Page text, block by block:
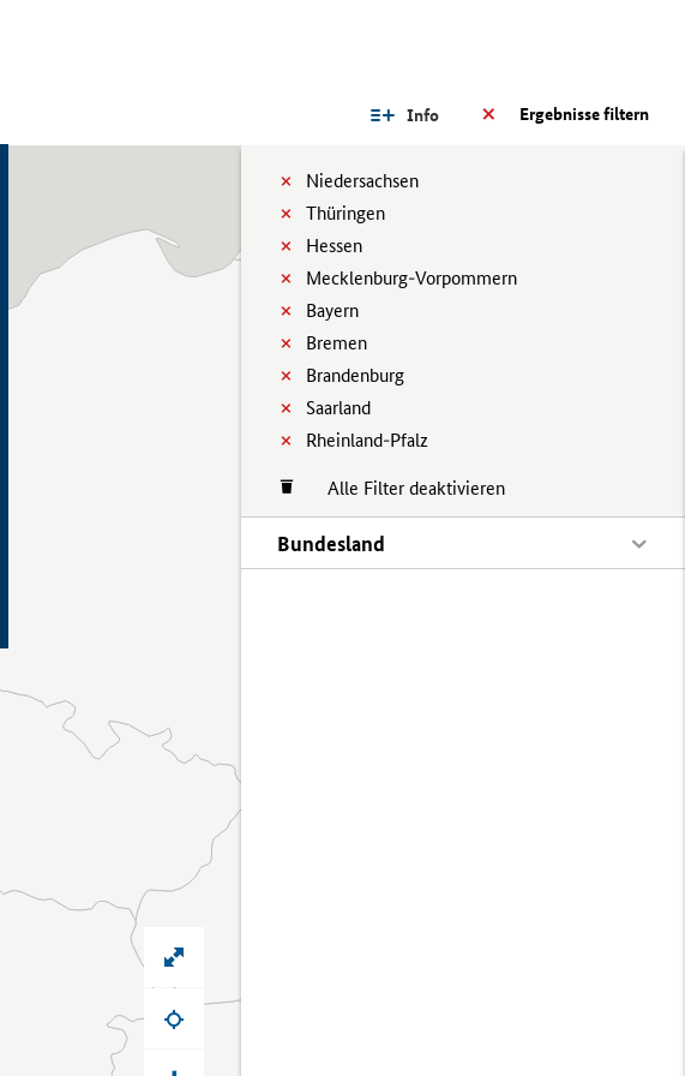
Ergebnisse filtern
Info
Niedersachsen
Thüringen
Hessen
Mecklenburg-Vorpommern
Bayern
Bremen
Brandenburg
Saarland
Rheinland-Pfalz
Alle Filter deaktivieren
Bundesland